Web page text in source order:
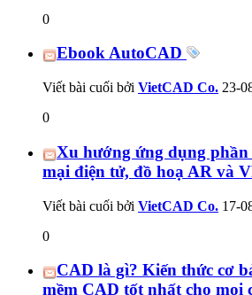
0
Ebook AutoCAD
Viết bài cuối bởi VietCAD Co. 23-
0
Xu hướng ứng dụng phần
mại điện tử, đồ hoạ AR và
Viết bài cuối bởi VietCAD Co. 17-
0
CAD là gì? Kiến thức cơ
mềm CAD tốt nhất cho mọi